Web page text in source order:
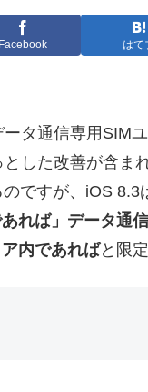
Facebook はて
タ通信専用SIM
した改善が含ま
ですが、iOS 8.3
あれば」データ通
内であればと限